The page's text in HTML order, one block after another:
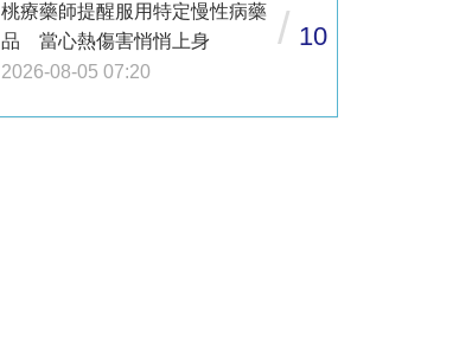
桃療藥師提醒服用特定慢性病藥
品 當心熱傷害悄悄上身
2026-08-05 07:20
/ 10